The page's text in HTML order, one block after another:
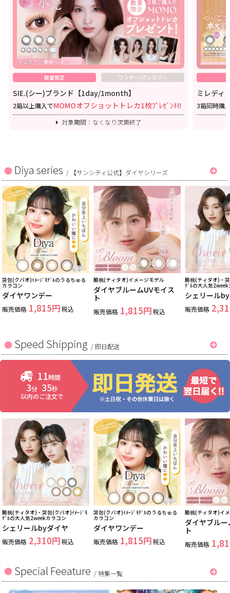
数量限定 ワンデー/マンスリー
SIE.(シー)ブランド【1day/1month】
2箱以上購入でMOMOオフショットトレカ1枚ﾌﾟﾚｾﾞﾝﾄ!!
対象期間：なくなり次第終了
ミレディ
3箱同時購
Diya series / 【サンシティ公式】ダイヤシリーズ
哭包(クバオ)ｲﾒｰｼﾞﾓﾃﾞﾙのうるちゅる
カラコン
ダイヤワンデー
販売価格 1,815 税込
脆桃(チィタオ)イメージモデル
ダイヤブルームUVモイス
ト
販売価格 1,815 税込
脆桃(チィタオ)・
ﾃﾞﾙの大人気2week
シェリール
販売価格
Speed Shipping / 即日配送
11時間
3分 34秒
以内のご注文で
脆桃(チィタオ)・哭包(クバオ)ｲﾒｰｼﾞﾓ
ﾃﾞﾙの大人気2weekカラコン
シェリールbyダイヤ
販売価格 2,310 税込
哭包(クバオ)ｲﾒｰｼﾞﾓﾃﾞﾙのうるちゅる
カラコン
ダイヤワンデー
販売価格 1,815 税込
脆桃(チィタオ)イ
ダイヤブル
ト
販売価格
Special Feeature /特集一覧